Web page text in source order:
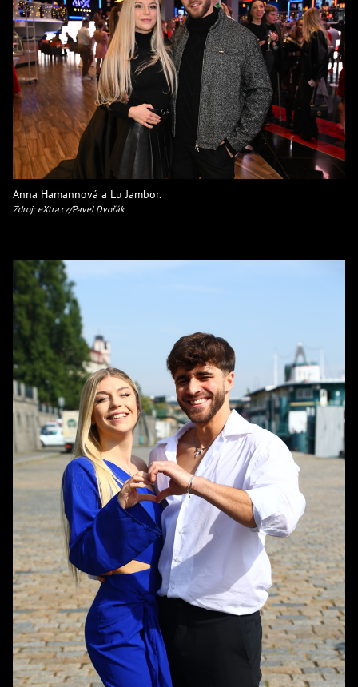
Anna Hamannová a Lu Jambor.
Zdroj: eXtra.cz/Pavel Dvořák